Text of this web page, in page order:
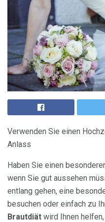
Verwenden Sie einen
Anlass
Haben Sie einen
wenn Sie gut aussehen
entlang gehen, eine
besuchen oder einfach zu
Brautdiät wird Ihnen